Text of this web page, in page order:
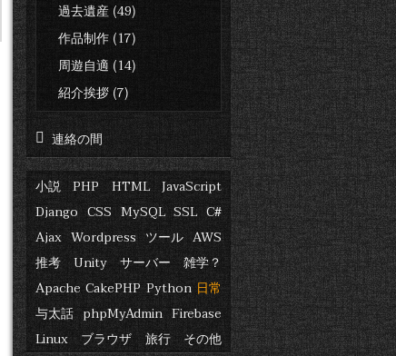
過去遺産 (49)
作品制作 (17)
周遊自適 (14)
紹介挨拶 (7)
連絡の間
小説 PHP HTML
JavaScript
Django CSS MySQL SSL C#
Ajax Wordpress ツール AWS
推考
Unity サーバー
雑学？
Apache CakePHP Python 日常
与太話 phpMyAdmin Firebase
Linux
ブラウザ 旅行 その他